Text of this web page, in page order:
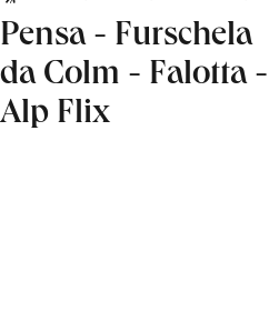
Pensa - Furschela
da Colm - Falotta -
Alp Flix